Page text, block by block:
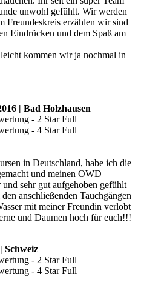
unwohl gefühlt. Wir werden
Freundeskreis erzählen wir sind
Eindrücken und dem Spaß am
kommen wir ja nochmal in
| Bad Holzhausen
in Deutschland, habe ich die
und meinen OWD
sehr gut aufgehoben gefühlt
anschließenden Tauchgängen
mit meiner Freundin verlobt
und Daumen hoch für euch!!!
Schweiz